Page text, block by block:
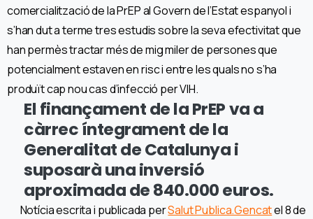
comercialització de la PrEP al Govern de l’Estat espanyol i
s’han dut a terme tres estudis sobre la seva efectivitat que
han permès tractar més de mig miler de persones que
potencialment estaven en risc i entre les quals no s’ha
produït cap nou cas d’infecció per VIH.
El finançament de la PrEP va a
càrrec íntegrament de la
Generalitat de Catalunya i
suposarà una inversió
aproximada de 840.000 euros.
Notícia escrita i publicada perSalut Publica.Gencatel 8 de